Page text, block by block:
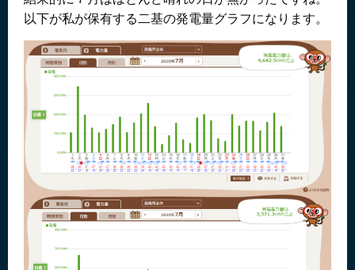
以下が私が保有する二基の発電量グラフになります。